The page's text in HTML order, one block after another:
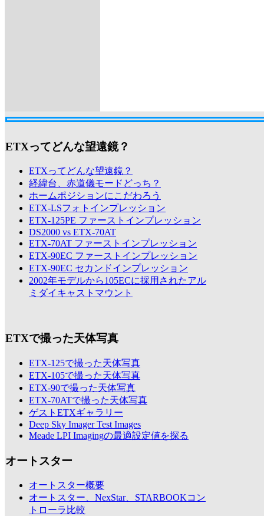
ETXってどんな望遠鏡？
ETXってどんな望遠鏡？
経緯台、赤道儀モードどっち？
ホームポジションにこだわろう
ETX-LSフォトインプレッション
ETX-125PE ファーストインプレッション
DS2000 vs ETX-70AT
ETX-70AT ファーストインプレッション
ETX-90EC ファーストインプレッション
ETX-90EC セカンドインプレッション
2002年モデルから105ECに採用されたアル
ミダイキャストマウント
ETXで撮った天体写真
ETX-125で撮った天体写真
ETX-105で撮った天体写真
ETX-90で撮った天体写真
ETX-70ATで撮った天体写真
ゲストETXギャラリー
Deep Sky Imager Test Images
Meade LPI Imagingの最適設定値を探る
オートスター
オートスター概要
オートスター、NexStar、STARBOOKコン
トローラ比較